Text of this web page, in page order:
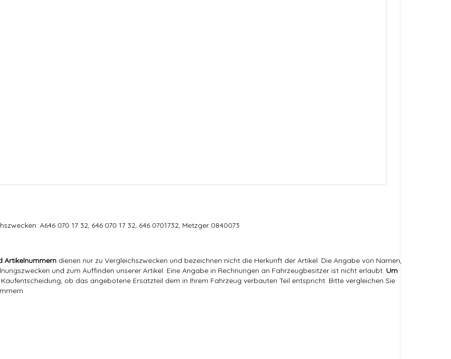
A646 070 17 32, 646 070 17 32, 646 0701732, Metzger 0840073
Artikelnummern dienen nur zu Vergleichszwecken und bezeichnen nicht die Herkunft der Artikel. Die Angabe von Namen,
und zum Auffinden unserer Artikel. Eine Angabe in Rechnungen an Fahrzeugbesitzer ist nicht erlaubt. Um
ob das angebotene Ersatzteil dem in Ihrem Fahrzeug verbauten Teil entspricht. Bitte vergleichen Sie